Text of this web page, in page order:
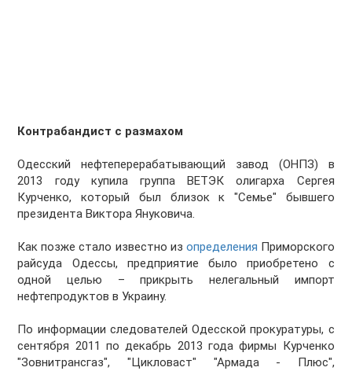
Контрабандист с размахом
Одесский нефтеперерабатывающий завод (ОНПЗ) в
2013 году купила группа ВЕТЭК олигарха Сергея
Курченко, который был близок к "Семье" бывшего
президента Виктора Януковича.
Как позже стало известно из определения Приморского
райсуда Одессы, предприятие было приобретено с
одной целью – прикрыть нелегальный импорт
нефтепродуктов в Украину.
По информации следователей Одесской прокуратуры, с
сентября 2011 по декабрь 2013 года фирмы Курченко
"Зовнитрансгаз", "Цикловаст" "Армада - Плюс",